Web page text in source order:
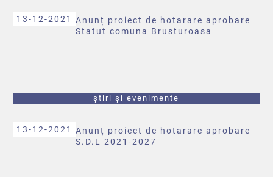
13-12-2021
Anunț proiect de hotarare aprobare
Statut comuna Brusturoasa
știri și evenimente
13-12-2021
Anunț proiect de hotarare aprobare
S.D.L 2021-2027